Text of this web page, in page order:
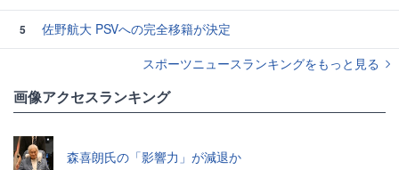
5
佐野航大 PSVへの完全移籍が決定
スポーツニュースランキングをもっと見る
画像アクセスランキング
森喜朗氏の「影響力」が減退か